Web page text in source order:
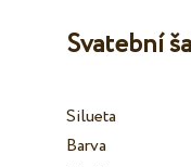
Svatební
Silueta
Barva